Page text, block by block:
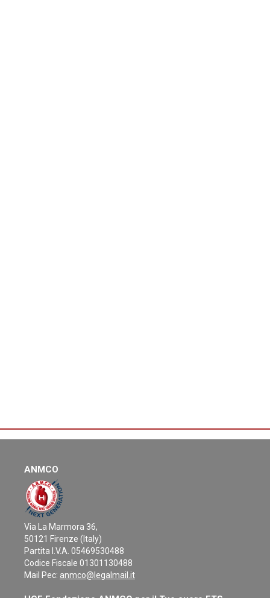
ANMCO
Via La Marmora 36,
50121 Firenze (Italy)
Partita I.V.A. 05469530488
Codice Fiscale 01301130488
Mail Pec: anmco@legalmail.it